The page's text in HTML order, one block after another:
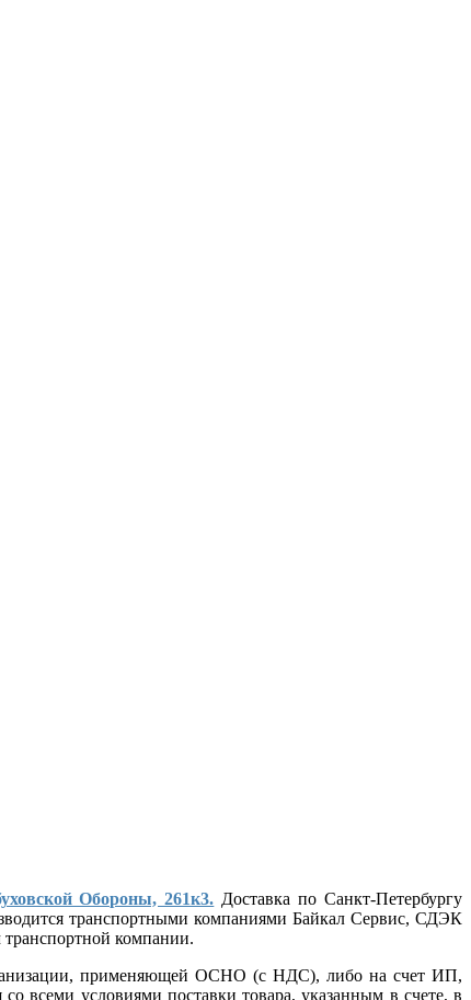
Обороны, 261к3. Доставка по Санкт-Петербургу
транспортными компаниями Байкал Сервис, СДЭК
компании.
применяющей ОСНО (с НДС), либо на счет ИП,
всеми условиями поставки товара, указанным в счете, в